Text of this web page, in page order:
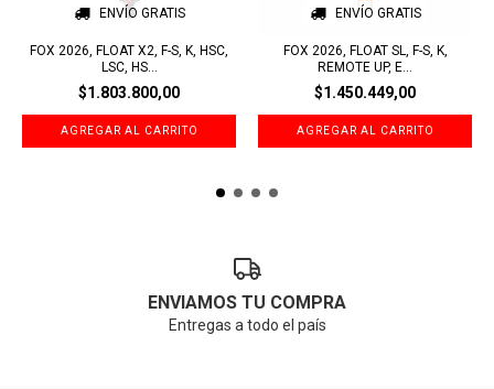
ENVÍO GRATIS
FOX 2026, FLOAT X2, F-S, K, HSC,
LSC, HS...
$1.803.800,00
ENVÍO GRATIS
FOX 2026, FLOAT SL, F-S, K,
REMOTE UP, E...
$1.450.449,00
ENVIAMOS TU COMPRA
Entregas a todo el país